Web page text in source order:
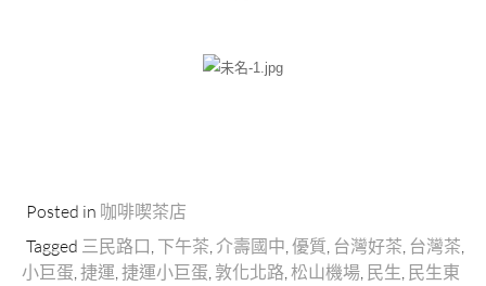
Posted in 咖啡喫茶店
Tagged 三民路口 下午茶 介壽國中 優質 台灣好茶 台灣茶
小巨蛋 捷運 捷運小巨蛋 敦化北路 松山機場 民生 民生東